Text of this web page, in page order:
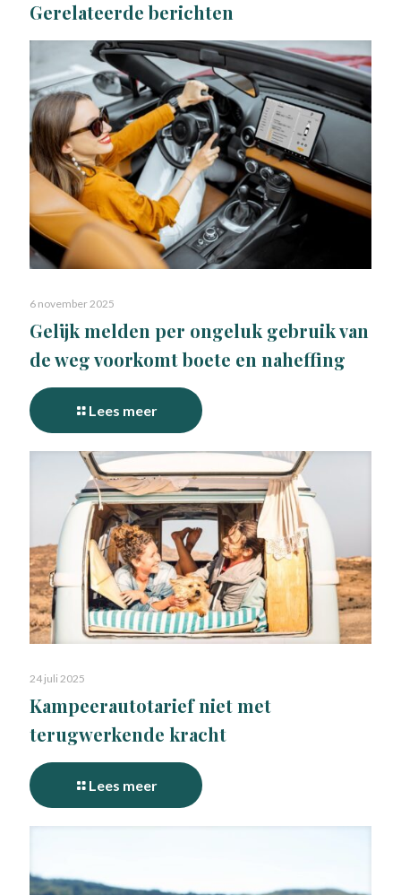
Gerelateerde berichten
6 november 2025
Gelijk melden per ongeluk gebruik van
de weg voorkomt boete en naheffing
Lees meer
24 juli 2025
Kampeerautotarief niet met
terugwerkende kracht
Lees meer